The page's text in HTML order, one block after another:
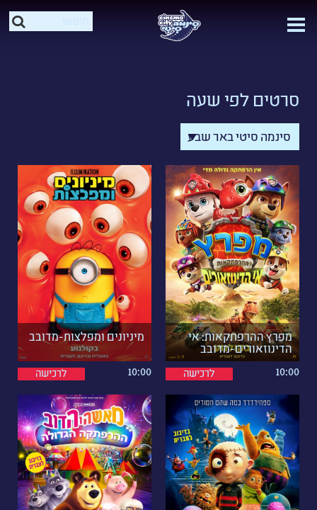
סרטים לפי שעה
סינמה סיטי באר שבע
מפרץ ההרפתקאות: אי
הדינוזאורים-מדובב
10:00
לרכישה
מיניונים ומפלצות-מדובב
10:00 לרכישה